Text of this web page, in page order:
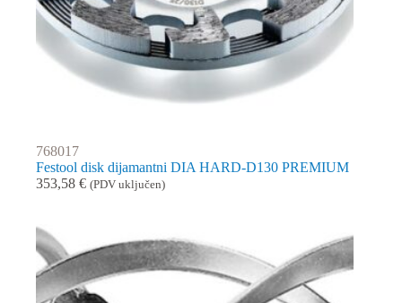
768017
Festool disk dijamantni DIA HARD-D130 PREMIUM
353,58 € (PDV uključen)